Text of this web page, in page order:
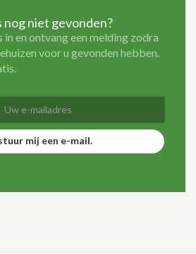
nog niet gevonden?
in en ontvang een melding zodra
voor u gevonden hebben.
mij een e-mail.